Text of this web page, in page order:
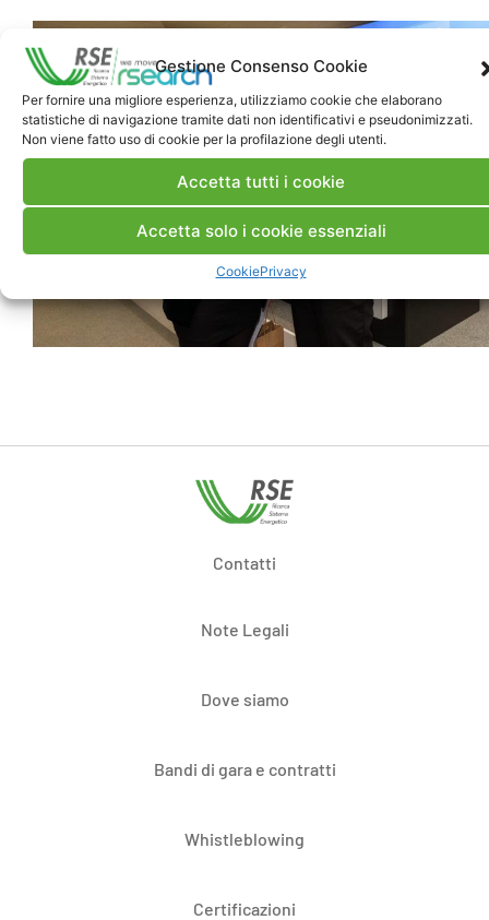
Gestione Consenso Cookie
Per fornire una migliore esperienza, utilizziamo cookie che elaborano
statistiche di navigazione tramite dati non identificativi e pseudonimizzati.
Non viene fatto uso di cookie per la profilazione degli utenti.
Accetta tutti i cookie
Accetta solo i cookie essenziali
CookiePrivacy
Contatti
Note Legali
Dove siamo
Bandi di gara e contratti
Whistleblowing
Certificazioni